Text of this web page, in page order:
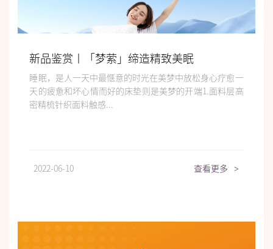
新品鉴赏丨「梦萦」缔造精致美眠
睡眠，是人一天中最惬意的时光在美梦中放松身心疗愈一
天的疲惫和坏心情而好的床垫则是美梦的开端1.面料层高
密精梳针织面料触感...
2022-06-10 查看更多 >